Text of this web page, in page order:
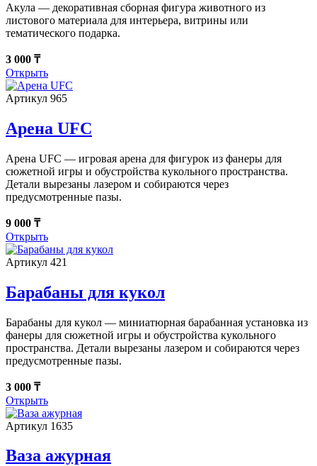
Акула — декоративная сборная фигура животного из
листового материала для интерьера, витрины или
тематического подарка.
3 000 ₸
Открыть
Артикул 965
Арена UFC
Арена UFC — игровая арена для фигурок из фанеры для
сюжетной игры и обустройства кукольного пространства.
Детали вырезаны лазером и собираются через
предусмотренные пазы.
9 000 ₸
Открыть
Артикул 421
Барабаны для кукол
Барабаны для кукол — миниатюрная барабанная установка из
фанеры для сюжетной игры и обустройства кукольного
пространства. Детали вырезаны лазером и собираются через
предусмотренные пазы.
3 000 ₸
Открыть
Артикул 1635
Ваза ажурная